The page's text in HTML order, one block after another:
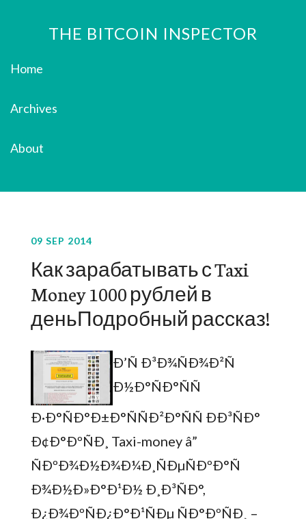
THE BITCOIN INSPECTOR
Home
Archives
About
09 SEP 2014
Как зарабатывать с Taxi
Money 1000 рублей в
деньПодробный рассказ!
Ð’Ñ Ð³Ð¾ÑÐ¾Ð²Ñ
Ð½Ð°ÑÐ°ÑÑ
Ð·Ð°ÑÐ°Ð±Ð°ÑÑÐ²Ð°ÑÑ ÐÐ³ÑÐ°
Ð¢Ð°ÐºÑÐ¸ Taxi-money â”
ÑÐºÐ¾Ð½Ð¾Ð¼Ð¸ÑÐµÑÐºÐ°Ñ
Ð¾Ð½Ð»Ð°Ð¹Ð½ Ð¸Ð³ÑÐ°,
Ð¿Ð¾ÐºÑÐ¿Ð°Ð¹ÑÐµ ÑÐ°ÐºÑÐ¸ –